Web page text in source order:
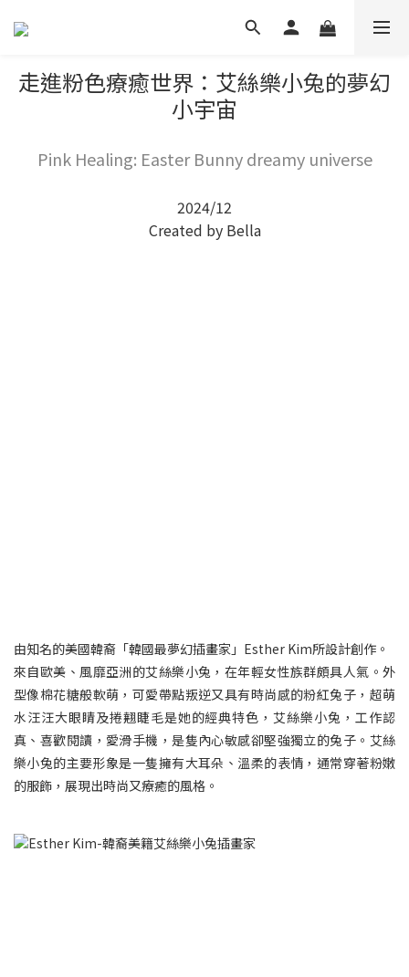
走進粉色療癒世界：艾絲樂小兔的夢幻
小宇宙
Pink Healing: Easter Bunny dreamy universe
2024/12
Created by Bella
由知名的美國韓裔「韓國最夢幻插畫家」Esther Kim所設計創作。
來自歐美、風靡亞洲的艾絲樂小兔，在年輕女性族群頗具人氣。外
型像棉花糖般軟萌，可愛帶點叛逆又具有時尚感的粉紅兔子，超萌
水汪汪大眼睛及捲翹睫毛是她的經典特色，艾絲樂小兔，工作認
真、喜歡閱讀，愛滑手機，是隻內心敏感卻堅強獨立的兔子。艾絲
樂小兔的主要形象是一隻擁有大耳朵、溫柔的表情，通常穿著粉嫩
的服飾，展現出時尚又療癒的風格。